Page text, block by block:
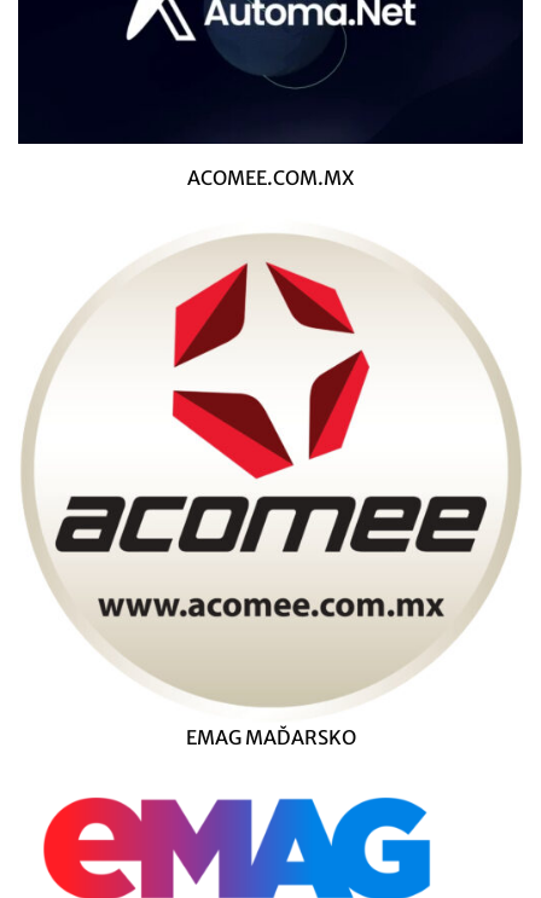
ACOMEE.COM.MX
EMAG MAĎARSKO